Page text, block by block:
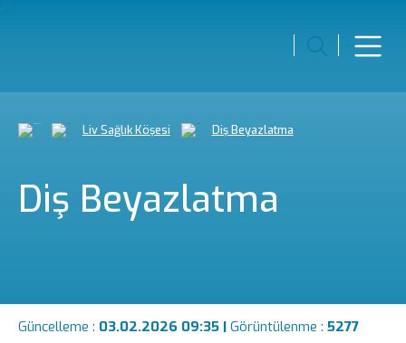
Liv Sağlık Köşesi Diş Beyazlatma
Diş Beyazlatma
Güncelleme : 03.02.2026 09:35 | Görüntülenme : 5277